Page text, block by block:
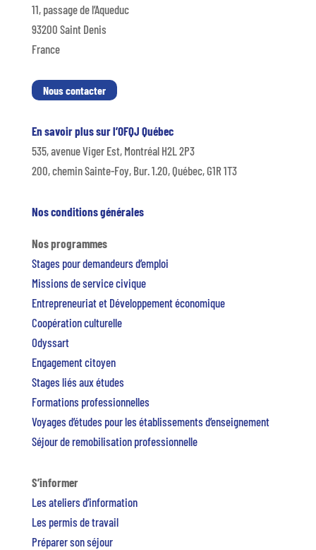
11, passage de l’Aqueduc
93200 Saint Denis
France
Nous contacter
En savoir plus sur l’OFQJ Québec
535, avenue Viger Est, Montréal H2L 2P3
200, chemin Sainte-Foy, Bur. 1.20, Québec, G1R 1T3
Nos conditions générales
Nos programmes
Stages pour demandeurs d’emploi
Missions de service civique
Entrepreneuriat et Développement économique
Coopération culturelle
Odyssart
Engagement citoyen
Stages liés aux études
Formations professionnelles
Voyages d’études pour les établissements d’enseignement
Séjour de remobilisation professionnelle
S’informer
Les ateliers d’information
Les permis de travail
Préparer son séjour